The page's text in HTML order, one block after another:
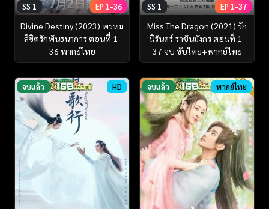
SS 1 EP 1-36
Divine Destiny (2023) พรหม
ลิขิตรักพันธนาการ ตอนที่ 1-
36 พากย์ไทย
SS 1 EP 1-37
Miss The Dragon (2021) รัก
นิรันดร์ ราชันมังกร ตอนที่ 1-
37 จบ ซับไทย+พากย์ไทย
จบแล้ว HD จบแล้ว พากย์ไทย